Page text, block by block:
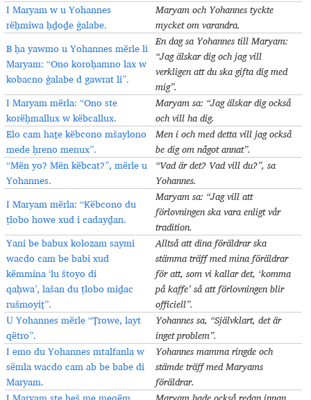
I Maryam w u Yohannes
rёḥmiwa ḥḏoḏe ġalabe.
Maryam och Yohannes tyckte
mycket om varandra.
B ḥa yawmo u Yohannes mërle li
Maryam: “Ono koroḥamno lax w
kobacno ġalabe d gawrat li”.
En dag sa Yohannes till Maryam:
“Jag älskar dig och jag vill
verkligen att du ska gifta dig med
mig”.
I Maryam mërla: “Ono ste
korëḥmallux w kёbcallux.
Maryam sa: “Jag älskar dig också
och vill ha dig.
Elo cam haṯe këbcono mšaylono
mede ḥreno menux”.
Men i och med detta vill jag också
be dig om något annat”.
“Mën yo? Mën këbcat?”, mërle u
Yohannes.
“Vad är det? Vad vill du?”, sa
Yohannes.
I Maryam mërla: “Këbcono du
ṭlobo howe xud i cadayḏan.
Maryam sa: “Jag vill att
förlovningen ska vara enligt vår
tradition.
Yani be babux kolozam saymi
wacdo cam be babi xud
këmmina ‘lu štoyo di
qaḥwa’, lašan du ṭlobo miḏac
rušmoyiṯ”.
Alltså att dina föräldrar ska
stämma träff med mina föräldrar
för att, som vi kallar det, ‘komma
på kaffe’ så att förlovningen blir
officiell”.
U Yohannes mërle “Ṭrowe, layt
qëtro”.
Yohannes sa, “Självklart, det är
inget problem”.
I emo du Yohannes mtalfanla w
sëmla wacdo cam ab be babe di
Maryam.
Yohannes mamma ringde och
stämde träff med Maryams
föräldrar.